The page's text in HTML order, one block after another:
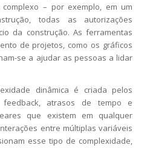
– por exemplo, em um
todas as autorizações
da construção. As ferramentas
de projetos, como os gráficos
se a ajudar as pessoas a lidar
dinâmica é criada pelos
feedback, atrasos de tempo e
que existem em qualquer
entre múltiplas variáveis
esse tipo de complexidade,